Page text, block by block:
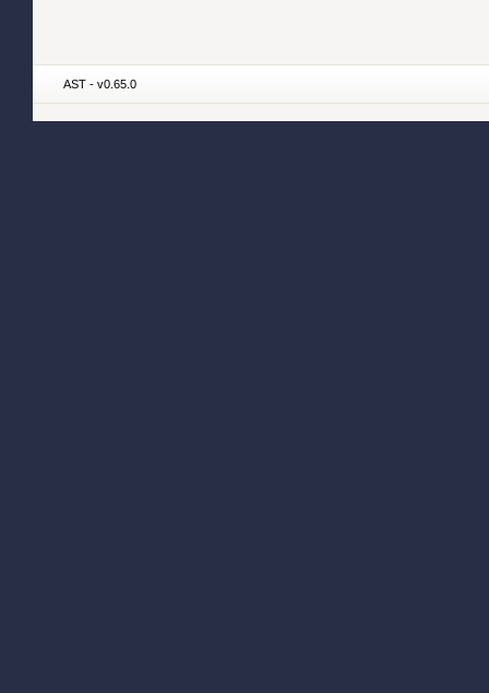
AST - v0.65.0